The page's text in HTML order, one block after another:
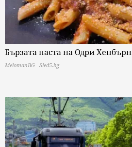
Бързата паста на Одри Хепбърн
MelomanBG - Sled5.bg